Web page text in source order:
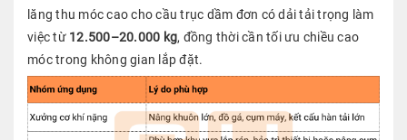
lăng thu móc cao cho cầu trục dầm đơn có dải tải trọng làm
việc từ 12.500–20.000 kg, đồng thời cần tối ưu chiều cao
móc trong không gian lắp đặt.